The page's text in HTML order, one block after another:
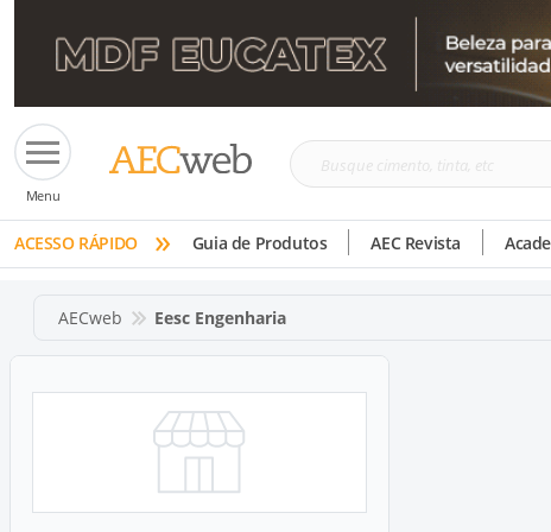
Menu
Busque
tinta,
etc
ACESSO RÁPIDO » Guia de Produtos AEC Revista
AECweb Eesc Engenharia